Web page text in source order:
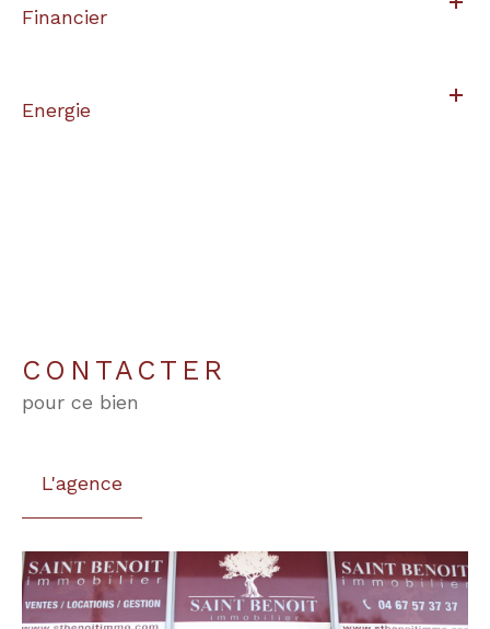
Financier
Energie
CONTACTER
pour ce bien
L'agence